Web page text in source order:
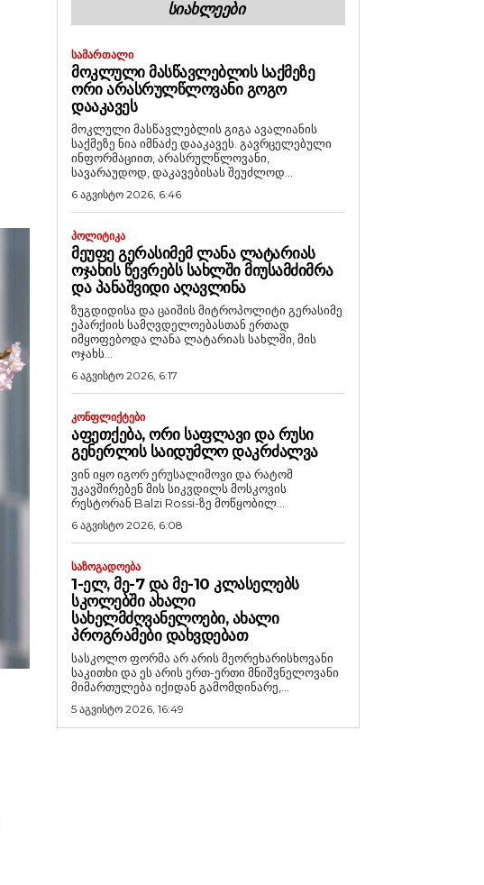
ᲡᲘᲐᲮᲚᲔᲔᲑᲘ
ᲡᲐᲛᲐᲠᲗᲐᲚᲘ
ᲛᲝᲙᲚᲣᲚᲘ ᲛᲐᲡᲬᲐᲕᲚᲔᲑᲚᲘᲡ ᲡᲐᲥᲛᲔᲖᲔ
ᲝᲠᲘ ᲐᲠᲐᲡᲠᲣᲚᲬᲚᲝᲕᲐᲜᲘ ᲒᲝᲒᲝ
ᲓᲐᲐᲙᲐᲕᲔᲡ
მოკლული მასწავლებლის გიგა ავალიანის
საქმეზე ნია იმნაძე დააკავეს. გავრცელებული
ინფორმაციით, არასრულწლოვანი,
სავარაუდოდ, დაკავებისას შეუძლოდ...
6 აგვისტო 2026, 6:46
ᲞᲝᲚᲘᲢᲘᲙᲐ
ᲛᲔᲣᲤᲔ ᲒᲔᲠᲐᲡᲘᲛᲔᲛ ᲚᲐᲜᲐ ᲚᲐᲢᲐᲠᲘᲐᲡ
ᲝᲯᲐᲮᲘᲡ ᲬᲔᲕᲠᲔᲑᲡ ᲡᲐᲮᲚᲨᲘ ᲛᲘᲣᲡᲐᲛᲫᲘᲛᲠᲐ
ᲓᲐ ᲞᲐᲜᲐᲨᲕᲘᲓᲘ ᲐᲦᲐᲕᲚᲘᲜᲐ
ზუგდიდისა და ცაიშის მიტროპოლიტი გერასიმე
ეპარქიის სამღვდელოებასთან ერთად
იმყოფებოდა ლანა ლატარიას სახლში, მის
ოჯახს...
6 აგვისტო 2026, 6:17
ᲙᲝᲜᲤᲚᲘᲥᲢᲔᲑᲘ
ᲐᲤᲔᲗᲥᲔᲑᲐ, ᲝᲠᲘ ᲡᲐᲤᲚᲐᲕᲘ ᲓᲐ ᲠᲣᲡᲘ
ᲒᲔᲜᲔᲠᲚᲘᲡ ᲡᲐᲘᲓᲣᲛᲚᲝ ᲓᲐᲙᲠᲫᲐᲚᲕᲐ
ვინ იყო იგორ ერუსალიმოვი და რატომ
უკავშირებენ მის სიკვდილს მოსკოვის
რესტორან Balzi Rossi-ზე მოწყობილ...
6 აგვისტო 2026, 6:08
ᲡᲐᲖᲝᲒᲐᲓᲝᲔᲑᲐ
1-ᲔᲚ, ᲛᲔ-7 ᲓᲐ ᲛᲔ-10 ᲙᲚᲐᲡᲔᲚᲔᲑᲡ
ᲡᲙᲝᲚᲔᲑᲨᲘ ᲐᲮᲐᲚᲘ
ᲡᲐᲮᲔᲚᲛᲫᲦᲕᲐᲜᲔᲚᲝᲔᲑᲘ, ᲐᲮᲐᲚᲘ
ᲞᲠᲝᲒᲠᲐᲛᲔᲑᲘ ᲓᲐᲮᲕᲓᲔᲑᲐᲗ
სასკოლო ფორმა არ არის მეორეხარისხოვანი
საკითხი და ეს არის ერთ-ერთი მნიშვნელოვანი
მიმართულება იქიდან გამომდინარე,...
5 აგვისტო 2026, 16:49